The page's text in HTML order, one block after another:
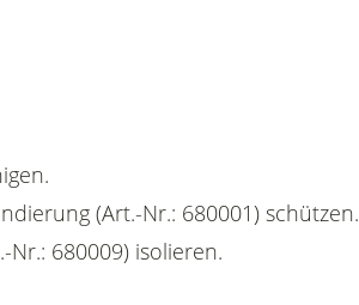
(Art.-Nr.: 680001) schützen.
680009) isolieren.